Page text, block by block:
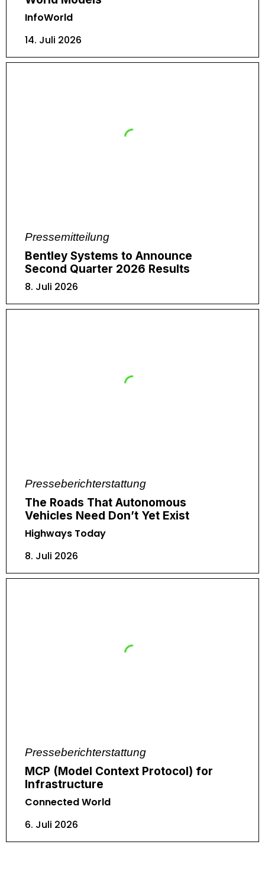
InfoWorld
14. Juli 2026
Pressemitteilung
Bentley Systems to Announce
Second Quarter 2026 Results
8. Juli 2026
Presseberichterstattung
The Roads That Autonomous
Vehicles Need Don’t Yet Exist
Highways Today
8. Juli 2026
Presseberichterstattung
MCP (Model Context Protocol) for
Infrastructure
Connected World
6. Juli 2026